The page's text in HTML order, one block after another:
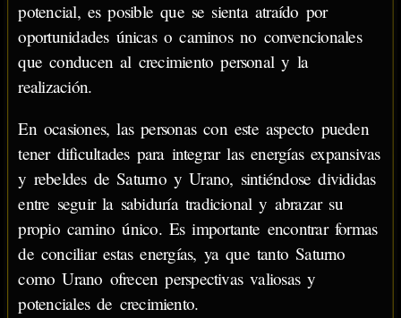
potencial, es posible que se sienta atraído por
oportunidades únicas o caminos no convencionales
que conducen al crecimiento personal y la
realización.
En ocasiones, las personas con este aspecto pueden
tener dificultades para integrar las energías expansivas
y rebeldes de Saturno y Urano, sintiéndose divididas
entre seguir la sabiduría tradicional y abrazar su
propio camino único. Es importante encontrar formas
de conciliar estas energías, ya que tanto Saturno
como Urano ofrecen perspectivas valiosas y
potenciales de crecimiento.